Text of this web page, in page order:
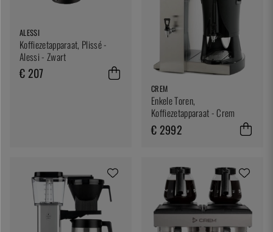
ALESSI
Koffiezetapparaat, Plissé -
Alessi - Zwart
€ 207
CREM
Enkele Toren,
Koffiezetapparaat - Crem
€ 2992